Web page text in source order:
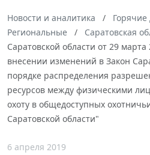
Новости и аналитика
Региональные
Саратовская
Саратовской области от 29
внесении изменений в Закон
порядке распределения
ресурсов между физическими
охоту в общедоступных
Саратовской области"
6 апреля 2019